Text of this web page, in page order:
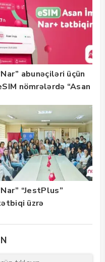
abunəçiləri üçün
nömrələrdə “Asan
istifadəyə verildi
“JestPlus”
üzrə